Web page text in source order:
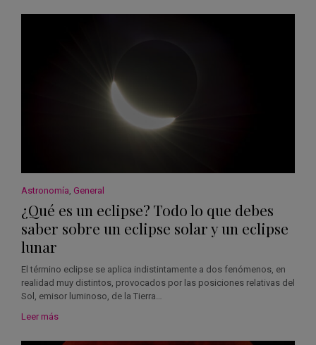
Astronomía, General
¿Qué es un eclipse? Todo lo que debes
saber sobre un eclipse solar y un eclipse
lunar
El término eclipse se aplica indistintamente a dos fenómenos, en
realidad muy distintos, provocados por las posiciones relativas del
Sol, emisor luminoso, de la Tierra…
Leer más